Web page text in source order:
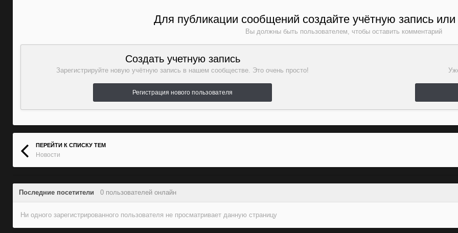
Для публикации сообщений создайте учётную запись или
Вы должны быть пользователем, чтобы оставить комментарий
Создать учетную запись
Зарегистрируйте новую учётную запись в нашем сообществе. Это очень просто!
Регистрация нового пользователя
ПЕРЕЙТИ К СПИСКУ ТЕМ
Новости
Последние посетители 0 пользователей онлайн
Ни одного зарегистрированного пользователя не просматривает данную страницу